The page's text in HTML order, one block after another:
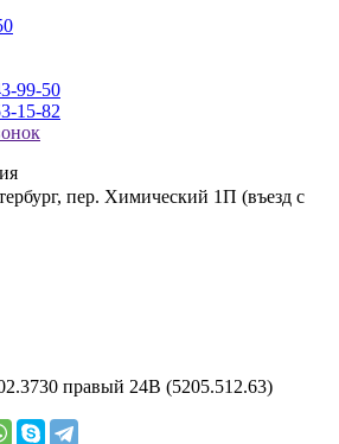
99-50
15-82
пер. Химический 1П (въезд с
правый 24В (5205.512.63)